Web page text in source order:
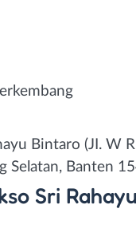
Bintaro (JI. W
Selatan, Banten
Sri